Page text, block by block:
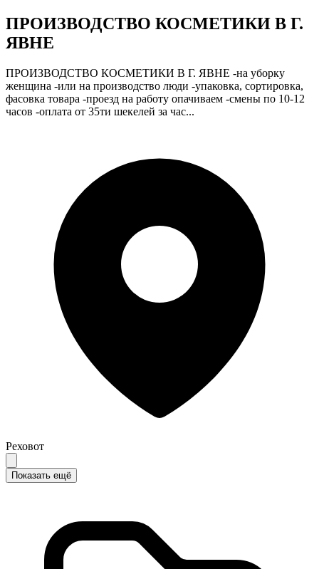
ПРОИЗВОДСТВО КОСМЕТИКИ В Г.
ЯВНЕ
ПРОИЗВОДСТВО КОСМЕТИКИ В Г. ЯВНЕ -на уборку
женщина -или на производство люди -упаковка, сортировка,
фасовка товара -проезд на работу опачиваем -смены по 10-12
часов -оплата от 35ти шекелей за час...
Реховот
Показать ещё